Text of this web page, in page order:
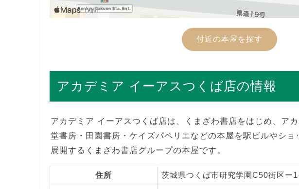
付近の本屋を探す
アカデミア イーアスつくば店の情報
アカデミア イーアスつくば店は、くまざわ書店をはじめ、ア
堂書房・田園書房・ケイズパペリエなどの本屋を駅ビルやショ
展開するくまざわ書店グループの本屋です。
住所 茨城県つくば市研究学園C50街区ー